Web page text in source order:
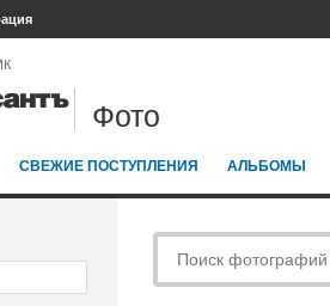
Фото
СВЕЖИЕ ПОСТУПЛЕНИЯ АЛЬБОМЫ